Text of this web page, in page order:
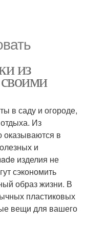
из
в саду и огороде,
Из
оказываются в
и
изделия не
сэкономить
образ жизни. В
пластиковых
вещи для вашего